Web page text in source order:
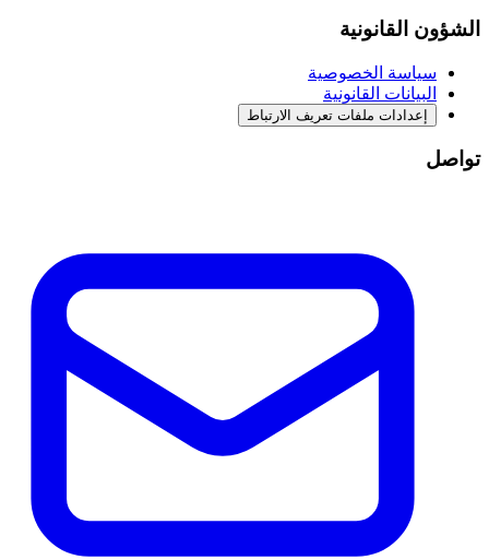
الشؤون القانونية
سياسة الخصوصية
البيانات القانونية
إعدادات ملفات تعريف الارتباط
تواصل